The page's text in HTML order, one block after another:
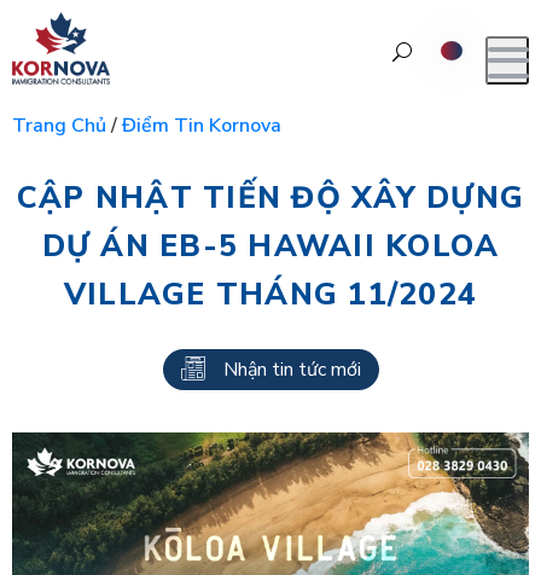
Trang Chủ/Điểm Tin Kornova
CẬP NHẬT TIẾN ĐỘ XÂY DỰNG
DỰ ÁN EB-5 HAWAII KOLOA
VILLAGE THÁNG 11/2024
Nhận tin tức mới